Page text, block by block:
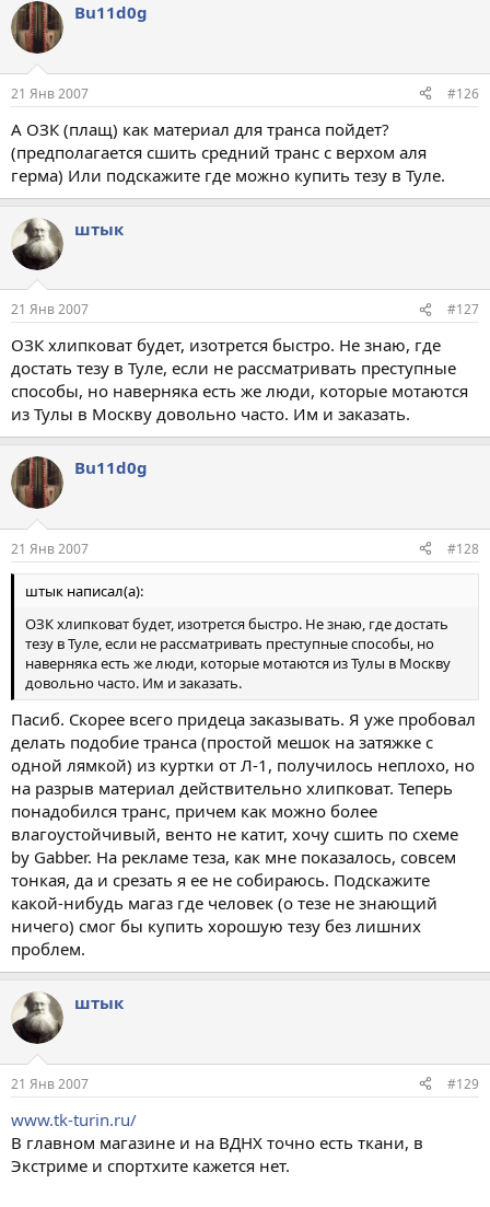
Bu11d0g
21 Янв 2007 #126
А ОЗК (плащ) как материал для транса пойдет?
(предполагается сшить средний транс с верхом аля
герма) Или подскажите где можно купить тезу в Туле.
штык
21 Янв 2007 #127
ОЗК хлипковат будет, изотрется быстро. Не знаю, где
достать тезу в Туле, если не рассматривать преступные
способы, но наверняка есть же люди, которые мотаются
из Тулы в Москву довольно часто. Им и заказать.
Bu11d0g
21 Янв 2007 #128
штык написал(а):
ОЗК хлипковат будет, изотрется быстро. Не знаю, где достать
тезу в Туле, если не рассматривать преступные способы, но
наверняка есть же люди, которые мотаются из Тулы в Москву
довольно часто. Им и заказать.
Пасиб. Скорее всего придеца заказывать. Я уже пробовал
делать подобие транса (простой мешок на затяжке с
одной лямкой) из куртки от Л-1, получилось неплохо, но
на разрыв материал действительно хлипковат. Теперь
понадобился транс, причем как можно более
влагоустойчивый, венто не катит, хочу сшить по схеме
by Gabber. На рекламе теза, как мне показалось, совсем
тонкая, да и срезать я ее не собираюсь. Подскажите
какой-нибудь магаз где человек (о тезе не знающий
ничего) смог бы купить хорошую тезу без лишних
проблем.
штык
21 Янв 2007 #129
www.tk-turin.ru/
В главном магазине и на ВДНХ точно есть ткани, в
Экстриме и спортхите кажется нет.